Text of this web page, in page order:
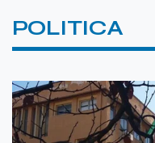
POLITICA